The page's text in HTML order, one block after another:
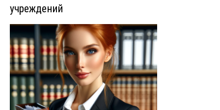
учреждений